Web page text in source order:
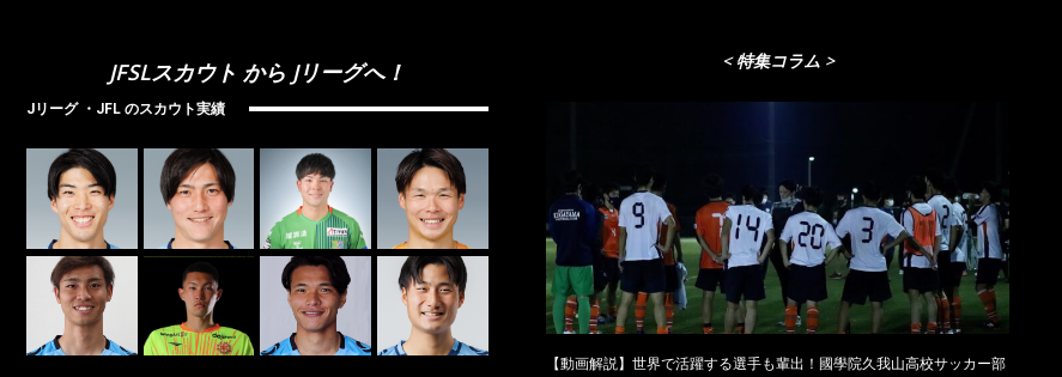
JFSLスカウト から Jリーグへ！
Jリーグ ・JFL のスカウト実績
< 特集コラム >
【動画解説】世界で活躍する選手も輩出！國學院久我山高校サッカー部